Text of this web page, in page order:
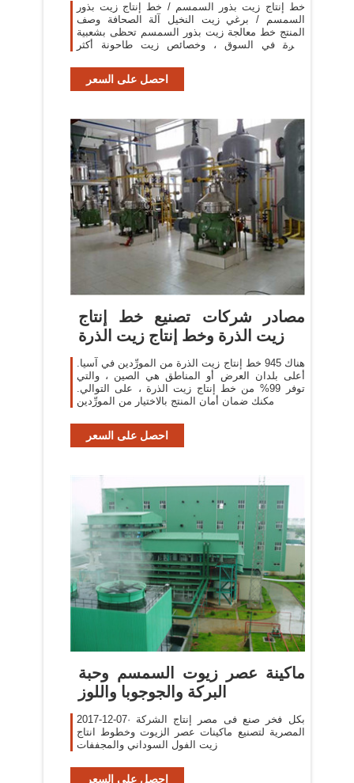
خط إنتاج زيت بذور السمسم / خط إنتاج زيت بذور
السمسم / برغي زيت النخيل آلة الصحافة وصف
المنتج خط معالجة زيت بذور السمسم تحظى بشعبية
كبيرة في السوق ، وخصائص زيت طاحونة أكثر
احصل على السعر
مصادر شركات تصنيع خط إنتاج
زيت الذرة وخط إنتاج زيت الذرة
هناك 945 خط إنتاج زيت الذرة من المورِّدين في آسيا.
أعلى بلدان العرض أو المناطق هي الصين ، والتي
توفر 99% من خط إنتاج زيت الذرة ، على التوالي.
مكنك ضمان أمان المنتج بالاختيار من المورِّدين
احصل على السعر
‫ماكينة عصر زيوت السمسم وحبة
البركة والجوجوبا واللوز
2017-12-07· بكل فخر صنع فى مصر إنتاج الشركة
المصرية لتصنيع ماكينات عصر الزيوت وخطوط انتاج
زيت الفول السوداني والمجففات
احصل على السعر